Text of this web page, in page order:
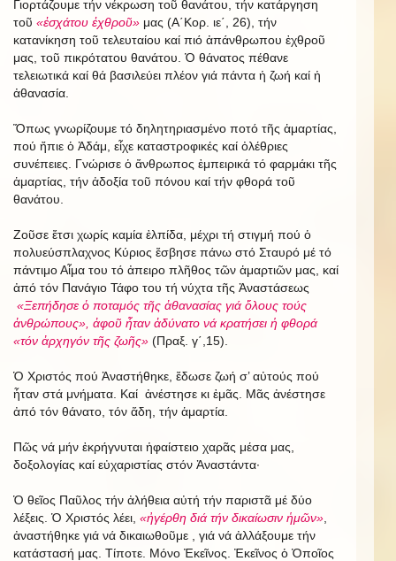
Γιορτάζουμε τήν νέκρωση τοῦ θανάτου, τήν κατάργηση
τοῦ «ἐσχάτου ἐχθροῦ» μας (Α΄Κορ. ιε΄, 26), τήν
κατανίκηση τοῦ τελευταίου καί πιό ἀπάνθρωπου ἐχθροῦ
μας, τοῦ πικρότατου θανάτου. Ὁ θάνατος πέθανε
τελειωτικά καί θά βασιλεύει πλέον γιά πάντα ἡ ζωή καί ἡ
ἀθανασία.
Ὅπως γνωρίζουμε τό δηλητηριασμένο ποτό τῆς ἁμαρτίας,
πού ἤπιε ὁ Ἀδάμ, εἶχε καταστροφικές καί ὀλέθριες
συνέπειες. Γνώρισε ὁ ἄνθρωπος ἐμπειρικά τό φαρμάκι τῆς
ἁμαρτίας, τήν ἀδοξία τοῦ πόνου καί τήν φθορά τοῦ
θανάτου.
Ζοῦσε ἔτσι χωρίς καμία ἐλπίδα, μέχρι τή στιγμή πού ὁ
πολυεύσπλαχνος Κύριος ἔσβησε πάνω στό Σταυρό μέ τό
πάντιμο Αἷμα του τό ἀπειρο πλῆθος τῶν ἁμαρτιῶν μας, καί
ἀπό τόν Πανάγιο Τάφο του τή νύχτα τῆς Ἀναστάσεως
«Ξεπήδησε ὁ ποταμός τῆς ἀθανασίας γιά ὅλους τούς
ἀνθρώπους», ἀφοῦ ἦταν ἀδύνατο νά κρατήσει ἡ φθορά
«τόν ἀρχηγόν τῆς ζωῆς» (Πραξ. γ΄,15).
Ὁ Χριστός πού Ἀναστήθηκε, ἔδωσε ζωή σ’ αὐτούς πού
ἦταν στά μνήματα. Καί ἀνέστησε κι ἐμᾶς. Μᾶς ἀνέστησε
ἀπό τόν θάνατο, τόν ἅδη, τήν ἁμαρτία.
Πῶς νά μήν ἐκρήγνυται ἡφαίστειο χαρᾶς μέσα μας,
δοξολογίας καί εὐχαριστίας στόν Ἀναστάντα·
Ὁ θεῖος Παῦλος τήν ἀλήθεια αὐτή τήν παριστᾶ μέ δύο
λέξεις. Ὁ Χριστός λέει, «ἠγέρθη διά τήν δικαίωσιν ἡμῶν»
ἀναστήθηκε γιά νά δικαιωθοῦμε , γιά νά ἀλλάξουμε τήν
κατάστασή μας. Τίποτε. Μόνο Ἐκεῖνος. Ἐκεῖνος ὁ Ὁποῖος